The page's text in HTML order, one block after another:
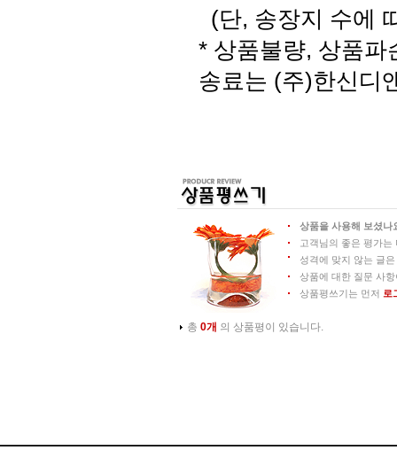
(단, 송장지 수에
* 상품불량, 상품파
송료는 (주)한신디
상품을 사용해 보셨나
고객님의 좋은 평가
성격에 맞지 않는 글
상품에 대한 질문 사
상품평쓰기는 먼저 로
총 0개 의 상품평이 있습니다.